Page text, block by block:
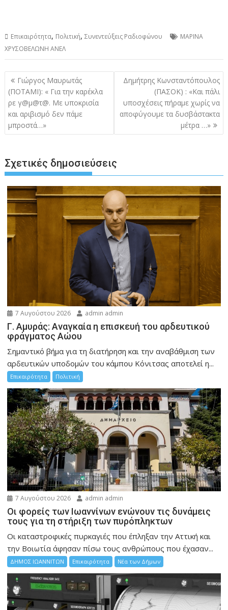
Επικαιρότητα, Πολιτική,Συνεντεύξεις Ραδιοφώνου
ΜΑΡΙΝΑ
ΧΡΥΣΟΒΕΛΩΝΗ ΑΝΕΛ
Πλοήγηση
άρθρων
Γιώργος Μαυρωτάς
(ΠΟΤΑΜΙ): « Για την καρέκλα
ρε γ@μ@τ@. Με υποκρισία
και αριβισμό δεν πάμε
μπροστά…»
Δημήτρης Κωνσταντόπουλος
(ΠΑΣΟΚ) : «Και πάλι
υποσχέσεις πήραμε χωρίς να
αποφύγουμε τα δυσβάστακτα
μέτρα …»
Σχετικές δημοσιεύσεις
7 Αυγούστου 2026 admin admin
Γ. Αμυράς: Αναγκαία η επισκευή του αρδευτικού
φράγματος Αώου
Σημαντικό βήμα για τη διατήρηση και την αναβάθμιση των
αρδευτικών υποδομών του κάμπου Κόνιτσας αποτελεί η...
Επικαιρότητα Πολιτική
7 Αυγούστου 2026 admin admin
Οι φορείς των Ιωαννίνων ενώνουν τις δυνάμεις
τους για τη στήριξη των πυρόπληκτων
Οι καταστροφικές πυρκαγιές που έπληξαν την Αττική και
την Bοιωτία άφησαν πίσω τους ανθρώπους που έχασαν...
ΔΗΜΟΣ ΙΩΑΝΝΙΤΩΝ Επικαιρότητα Νέα των Δήμων